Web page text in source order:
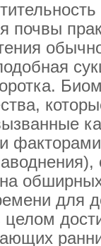
почвы
для